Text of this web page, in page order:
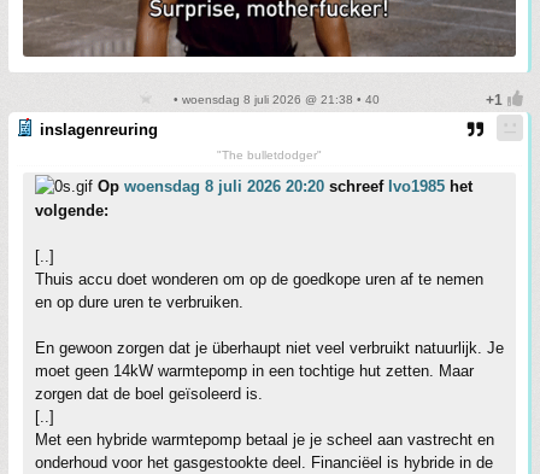
• woensdag 8 juli 2026 @ 21:38 • 40
inslagenreuring
"The bulletdodger"
Op woensdag 8 juli 2026 20:20 schreef Ivo1985 het
volgende:
[..]
Thuis accu doet wonderen om op de goedkope uren af te nemen
en op dure uren te verbruiken.
En gewoon zorgen dat je überhaupt niet veel verbruikt natuurlijk. Je
moet geen 14kW warmtepomp in een tochtige hut zetten. Maar
zorgen dat de boel geïsoleerd is.
[..]
Met een hybride warmtepomp betaal je je scheel aan vastrecht en
onderhoud voor het gasgestookte deel. Financiëel is hybride in de